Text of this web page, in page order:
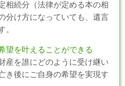
相続分（法律が定める本の相
分け方になっていても、遺言
。
望を叶えることができる
誰にどのように受け継い
き後にご自身の希望を実現す